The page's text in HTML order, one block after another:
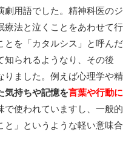
劇用語でした。精神科医のジ
療法と泣くことをあわせて行
とを「カタルシス」と呼んだ
知られるようなり、その後
りました。例えば心理学や精
気持ちや記憶を言葉や行動に
で使われていますし、一般的
と」というような軽い意味合